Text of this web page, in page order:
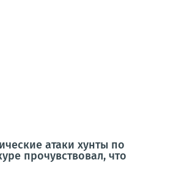
атаки хунты по
прочувствовал, что